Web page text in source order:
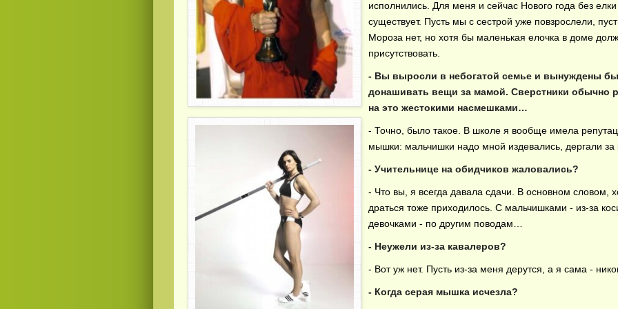
исполнились. Для меня и сейчас Нового года без
существует. Пусть мы с сестрой уже повзрослели,
Мороза нет, но хотя бы маленькая елочка в доме
присутствовать.
- Вы выросли в небогатой семье и вынуждены
донашивать вещи за мамой. Сверстники обычно
на это жестокими насмешками…
- Точно, было такое. В школе я вообще имела
мышки: мальчишки надо мной издевались, дергали за
- Учительнице на обидчиков жаловались?
- Что вы, я всегда давала сдачи. В основном словом,
драться тоже приходилось. С мальчишками - из-за
девочками - по другим поводам…
- Неужели из-за кавалеров?
- Вот уж нет. Пусть из-за меня дерутся, а я сама -
- Когда серая мышка исчезла?